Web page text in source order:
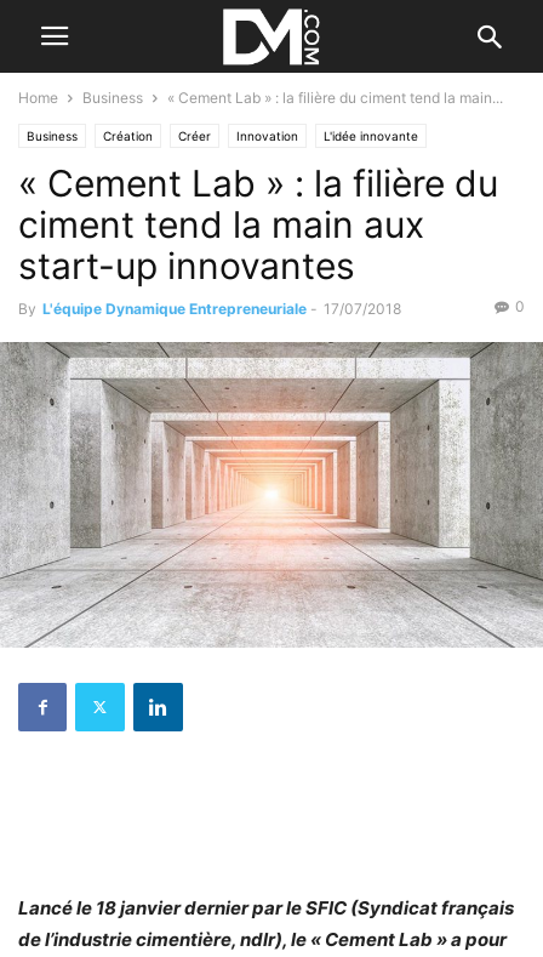
Home Business « Cement Lab » : la filière du ciment tend la main...
Business Création Créer Innovation L'idée innovante
« Cement Lab » : la filière du
ciment tend la main aux
start-up innovantes
By L'équipe Dynamique Entrepreneuriale - 17/07/2018 0
Lancé le 18 janvier dernier par le SFIC (Syndicat français
de l’industrie cimentière, ndlr), le « Cement Lab » a pour